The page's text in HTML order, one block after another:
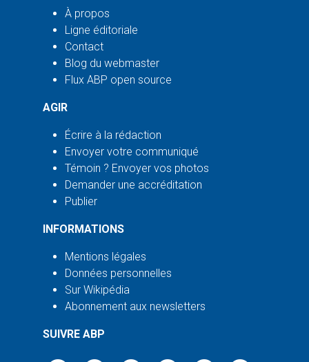
À propos
Ligne éditoriale
Contact
Blog du webmaster
Flux ABP open source
AGIR
Écrire à la rédaction
Envoyer votre communiqué
Témoin ? Envoyer vos photos
Demander une accréditation
Publier
INFORMATIONS
Mentions légales
Données personnelles
Sur Wikipédia
Abonnement aux newsletters
SUIVRE ABP